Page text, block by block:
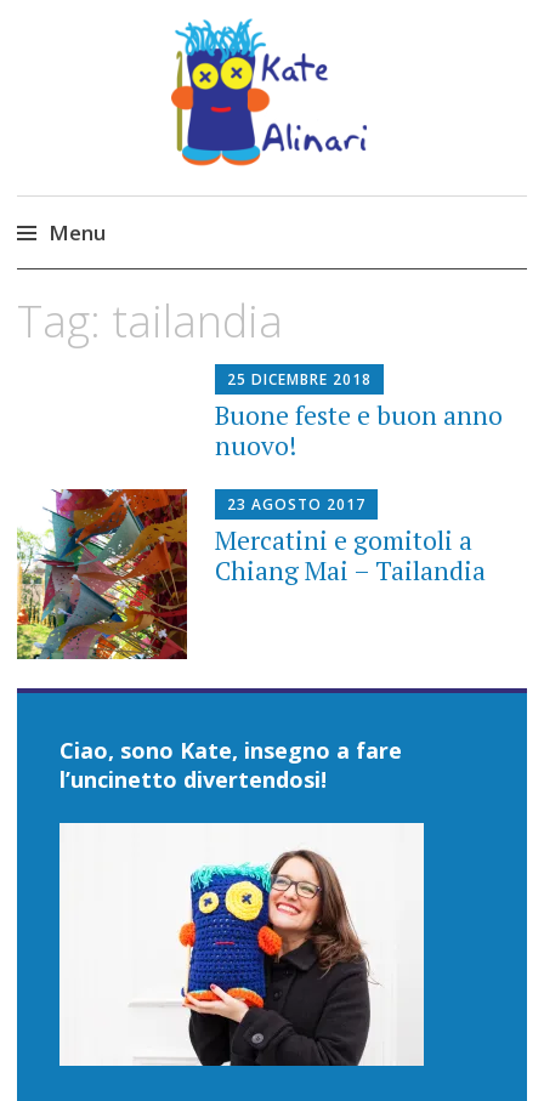
Made by Kate
Kate Alinari, corsi di uncinetto, entusiasmo,
schemi gratuiti, amigurumi, I Balocchi del Tipo
Strano, traduzioni e tanto divertimento!
Menu
content
Tag: tailandia
25 DICEMBRE 2018
Buone feste e buon anno
nuovo!
23 AGOSTO 2017
Mercatini e gomitoli a
Chiang Mai – Tailandia
Ciao, sono Kate, insegno a fare
l’uncinetto divertendosi!